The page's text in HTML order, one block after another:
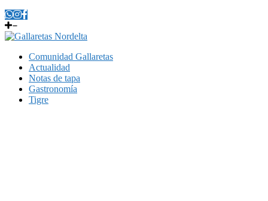
Comunidad Gallaretas
Actualidad
Notas de tapa
Gastronomía
Tigre